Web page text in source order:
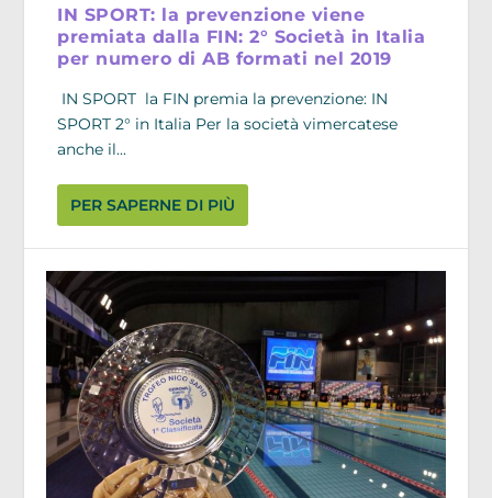
IN SPORT: la prevenzione viene
premiata dalla FIN: 2° Società in Italia
per numero di AB formati nel 2019
IN SPORT la FIN premia la prevenzione: IN
SPORT 2° in Italia Per la società vimercatese
anche il...
PER SAPERNE DI PIÙ